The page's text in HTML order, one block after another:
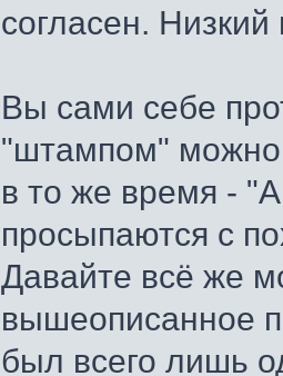
согласен.
Вы сами себе
"штампом" можно
в то же время -
просыпаются с
Давайте всё же
вышеописанное
был всего лишь